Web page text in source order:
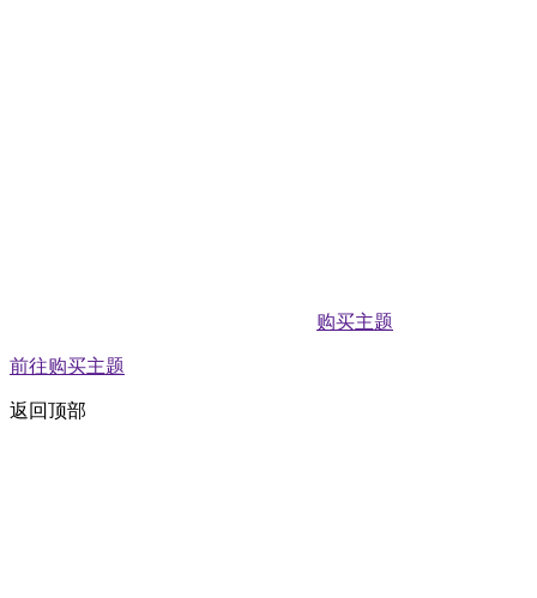
购买主题
前往购买主题
返回顶部